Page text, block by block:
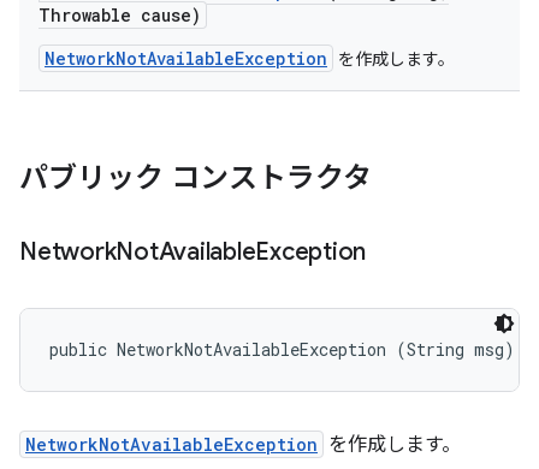
Throwable cause)
NetworkNotAvailableException
を作成します。
パブリック コンストラクタ
NetworkNotAvailableException
public NetworkNotAvailableException (String msg)
NetworkNotAvailableException を作成します。